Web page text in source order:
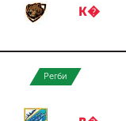
К�
Регби